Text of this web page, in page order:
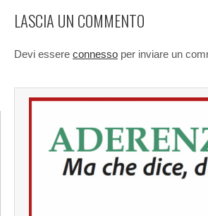
LASCIA UN COMMENTO
Devi essere connesso per inviare un